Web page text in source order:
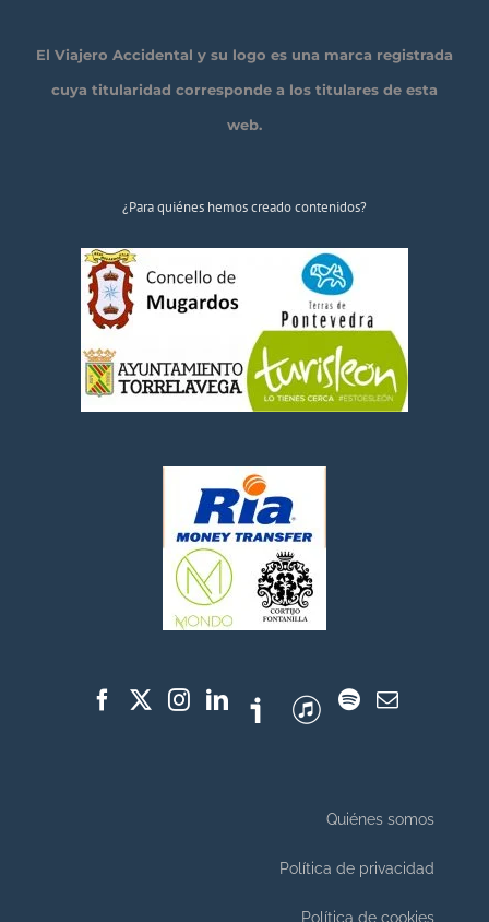
El Viajero Accidental y su logo es una marca registrada
cuya titularidad corresponde a los titulares de esta
web.
¿Para quiénes hemos creado contenidos?
Quiénes somos
Política de privacidad
Política de cookies